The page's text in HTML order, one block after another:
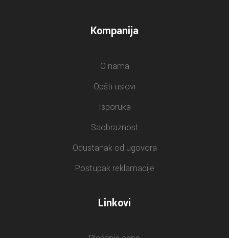
Kompanija
O nama
Opšti uslovi
Isporuka
Saobraznost
Odustanak od ugovora
Postupak reklamacije
Linkovi